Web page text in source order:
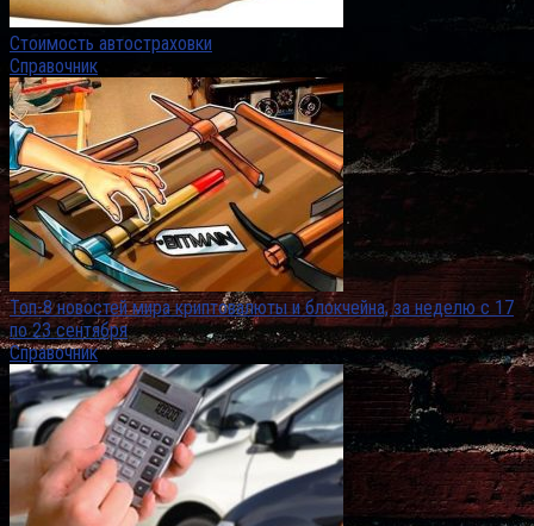
Стоимость автостраховки
Справочник
Топ-8 новостей мира криптовалюты и блокчейна, за неделю с 17
по 23 сентября
Справочник